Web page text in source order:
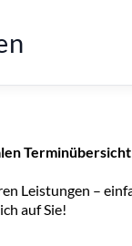
Leistungen –
auf Sie!